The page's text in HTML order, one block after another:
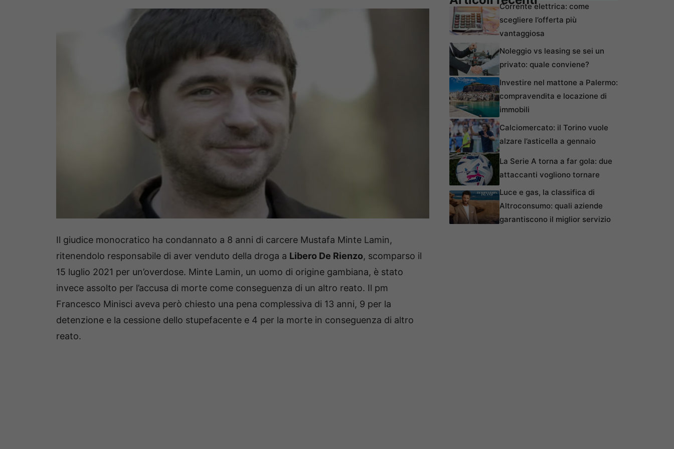
Il giudice monocratico ha condannato a 8 anni di carcere Mustafa Minte Lamin,
ritenendolo responsabile di aver venduto della droga a Libero De Rienzo, scomparso il
15 luglio 2021 per un’overdose. Minte Lamin, un uomo di origine gambiana, è stato
invece assolto per l’accusa di morte come conseguenza di un altro reato. Il pm
Francesco Minisci aveva però chiesto una pena complessiva di 13 anni, 9 per la
detenzione e la cessione dello stupefacente e 4 per la morte in conseguenza di altro
reato.
Corrente elettrica: come
scegliere l’offerta più
vantaggiosa
Noleggio vs leasing se sei un
privato: quale conviene?
Investire nel mattone a Palermo:
compravendita e locazione di
immobili
Calciomercato: il Torino vuole
alzare l’asticella a gennaio
La Serie A torna a far gola: due
attaccanti vogliono tornare
Luce e gas, la classifica di
Altroconsumo: quali aziende
garantiscono il miglior servizio